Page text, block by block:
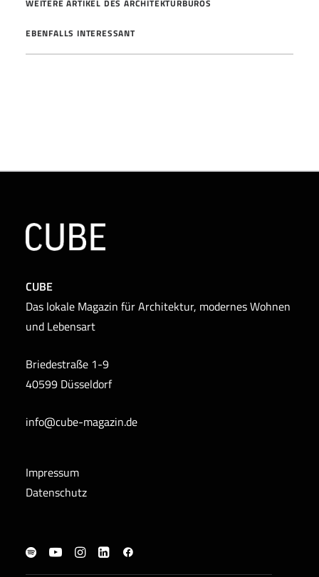
WEITERE ARTIKEL DES ARCHITEKTURBÜROS
EBENFALLS INTERESSANT
CUBE
Das lokale Magazin für Architektur, modernes Wohnen
und Lebensart
Briedestraße 1-9
40599 Düsseldorf
info@cube-magazin.de
Impressum
Datenschutz